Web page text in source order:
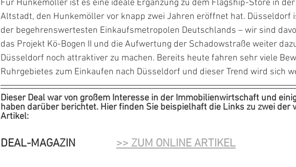
Für Hunkemöller ist es eine ideale Ergänzung zu dem Flagship-Store in
Altstadt, den Hunkemöller vor knapp zwei Jahren eröffnet hat. Düsseldorf
der begehrenswertesten Einkaufsmetropolen Deutschlands – wir sind
das Projekt Kö-Bogen II und die Aufwertung der Schadowstraße weiter
Düsseldorf noch attraktiver zu machen. Bereits heute fahren sehr viele
Ruhrgebietes zum Einkaufen nach Düsseldorf und dieser Trend wird sich
Dieser Deal war von großem Interesse in der Immobilienwirtschaft und
haben darüber berichtet. Hier finden Sie beispielhaft die Links zu zwei der
Artikel:
DEAL-MAGAZIN >> ZUM ONLINE ARTIKEL